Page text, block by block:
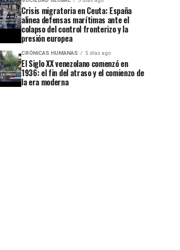
Crisis migratoria en Ceuta: España
alinea defensas marítimas ante el
colapso del control fronterizo y la
presión europea
CRÓNICAS HUMANAS 5 días ago
El Siglo XX venezolano comenzó en
1936: el fin del atraso y el comienzo de
la era moderna